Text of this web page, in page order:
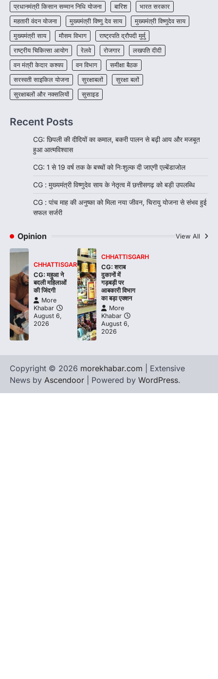
प्रधानमंत्री किसान सम्मान निधि योजना बारिश
भारत सरकार
महतारी वंदन योजना
मुख्यमंत्री विष्णु देव साय
मुख्यमंत्री विष्णुदेव साय
मुख्यमंत्री साय
मौसम विभाग
राष्ट्रपति द्रौपदी मुर्मु
राष्ट्रीय चिकित्सा आयोग
रेलवे रोजगार
लखपति दीदी
वन मंत्री केदार कश्यप
वन विभाग
समीक्षा बैठक
सरस्वती साइकिल योजना
सुरक्षाबलों
सुरक्षा बलों
सुरक्षाबलों और नक्सलियों
सुसाइड
Recent Posts
CG: छिपली की दीदियों का कमाल, बकरी पालन से बढ़ी आय और मजबूत
हुआ आत्मविश्वास
CG: 1 से 19 वर्ष तक के बच्चों को निःशुल्क दी जाएगी एल्बेंडाजोल
CG : मुख्यमंत्री विष्णुदेव साय के नेतृत्व में छत्तीसगढ़ को बड़ी उपलब्धि
CG : पांच माह की अनुष्का को मिला नया जीवन, चिरायु योजना से संभव हुई
सफल सर्जरी
Opinion View All
CHHATTISGARH
CG: महुआ ने
बदली महिलाओं
की जिंदगी
More
Khabar
August 6,
2026
CHHATTISGARH
CG: शराब
दुकानों में
गड़बड़ी पर
आबकारी विभाग
का बड़ा एक्शन
More
Khabar
August 6,
2026
Copyright © 2026 morekhabar.com | Extensive
News by Ascendoor | Powered by WordPress.